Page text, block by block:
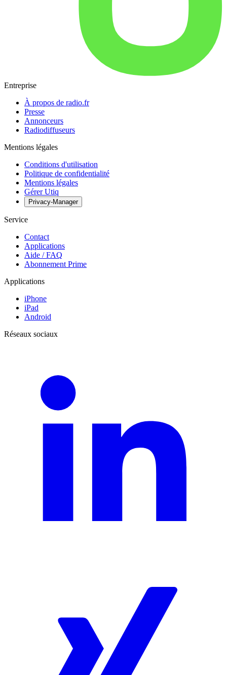
Entreprise
À propos de radio.fr
Presse
Annonceurs
Radiodiffuseurs
Mentions légales
Conditions d'utilisation
Politique de confidentialité
Mentions légales
Gérer Utiq
Privacy-Manager
Service
Contact
Applications
Aide / FAQ
Abonnement Prime
Applications
iPhone
iPad
Android
Réseaux sociaux